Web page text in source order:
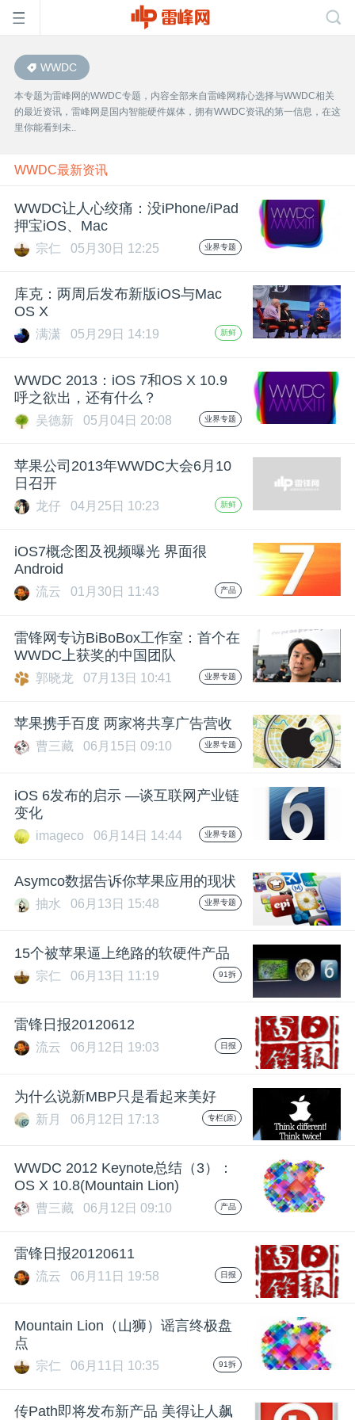
首
页
雷
峰
课
动
中
心
GAIR
搞
机
WWDC
本专题为雷峰网的WWDC专题，内容全部来自雷峰网精心选择与WWDC相关
的最近资讯，雷峰网是国内智能硬件媒体，拥有WWDC资讯的第一信息，在这
里你能看到未..
WWDC最新资讯
WWDC让人心绞痛：没iPhone/iPad
押宝iOS、Mac
宗仁 05月30日 12:25 业界专题
库克：两周后发布新版iOS与Mac
OS X
满潇 05月29日 14:19 新鲜
WWDC 2013：iOS 7和OS X 10.9
呼之欲出，还有什么？
吴德新 05月04日 20:08 业界专题
苹果公司2013年WWDC大会6月10
日召开
龙仔 04月25日 10:23 新鲜
iOS7概念图及视频曝光 界面很
Android
流云 01月30日 11:43 产品
雷锋网专访BiBoBox工作室：首个在
WWDC上获奖的中国团队
郭晓龙 07月13日 10:41 业界专题
苹果携手百度 两家将共享广告营收
曹三藏 06月15日 09:10 业界专题
iOS 6发布的启示 —谈互联网产业链
变化
imageco 06月14日 14:44 业界专题
Asymco数据告诉你苹果应用的现状
抽水 06月13日 15:48 业界专题
15个被苹果逼上绝路的软硬件产品
宗仁 06月13日 11:19 91拆
雷锋日报20120612
流云 06月12日 19:03 日报
为什么说新MBP只是看起来美好
新月 06月12日 17:13 专栏(原)
WWDC 2012 Keynote总结（3）：
OS X 10.8(Mountain Lion)
曹三藏 06月12日 09:10 产品
雷锋日报20120611
流云 06月11日 19:58 日报
Mountain Lion（山狮）谣言终极盘
点
宗仁 06月11日 10:35 91拆
传Path即将发布新产品 美得让人飙